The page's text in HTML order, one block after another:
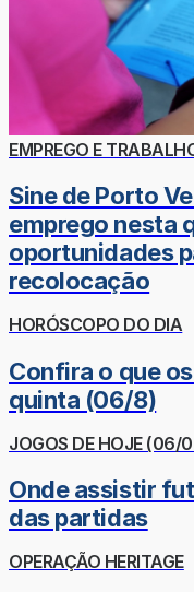
EMPREGO E
Sine de Porto
emprego nesta
oportunidades
recolocação
HORÓSCOPO DO DIA
Confira o que
quinta (06/8)
JOGOS DE HOJE (06/
Onde assistir
das partidas
OPERAÇÃO HERITAGE